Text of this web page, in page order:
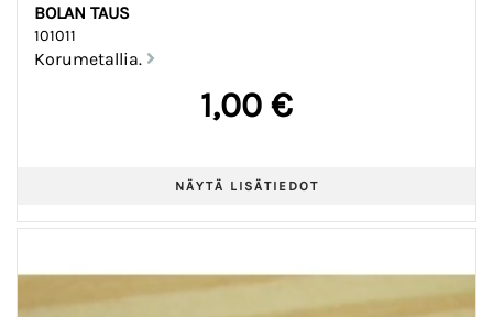
BOLAN TAUS
101011
Korumetallia.
1,00 €